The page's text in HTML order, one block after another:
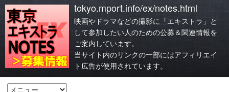
tokyo.mport.info/ex/notes.html
映画やドラマなどの撮影に「エキストラ」と
して参加したい人のための公募＆関連情報を
ご案内しています。
当サイト内のリンクの一部にはアフィリエイ
ト広告が使用されています。